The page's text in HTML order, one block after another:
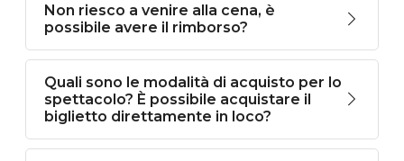
Non riesco a venire alla cena, è
possibile avere il rimborso?
Quali sono le modalità di acquisto per lo
spettacolo? È possibile acquistare il
biglietto direttamente in loco?